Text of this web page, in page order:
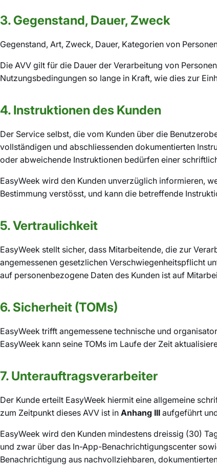
3. Gegenstand, Dauer, Zweck
Gegenstand, Art, Zweck, Dauer, Kategorien von
Die AVV gilt für die Dauer der Verarbeitung von
Nutzungsbedingungen so lange in Kraft, wie dies zur
4. Instruktionen des Kunden
Der Service selbst, die vom Kunden über die
vollständigen und abschliessenden dokumentierten
oder abweichende Instruktionen bedürfen einer
EasyWeek wird den Kunden unverzüglich informieren,
Bestimmung verstösst, und kann die betreffende
5. Vertraulichkeit
EasyWeek stellt sicher, dass Mitarbeitende, die zur
angemessenen gesetzlichen Verschwiegenheitspflicht
auf personenbezogene Daten des Kunden ist auf
6. Sicherheit (TOMs)
EasyWeek trifft angemessene technische und
EasyWeek kann seine TOMs im Laufe der Zeit
7. Unterauftragsverarbeiter
Der Kunde erteilt EasyWeek hiermit eine allgemeine
zum Zeitpunkt dieses AVV ist in Anhang III aufgeführt
EasyWeek wird den Kunden mindestens dreissig (30)
und zwar über das In-App-Benachrichtigungscenter
Benachrichtigung aus nachvollziehbaren,